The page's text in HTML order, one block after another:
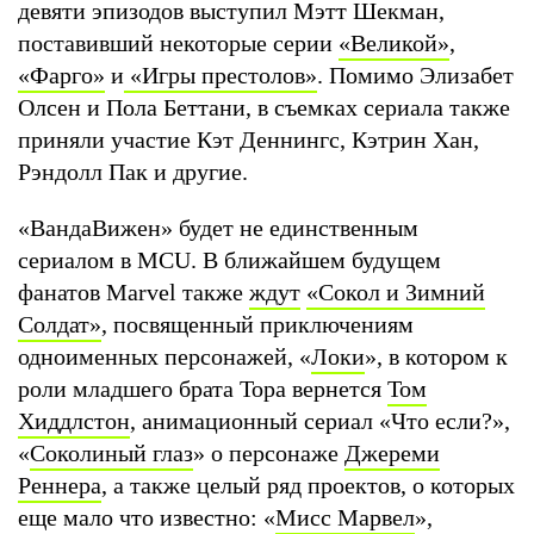
девяти эпизодов выступил Мэтт Шекман,
поставивший некоторые серии «Великой»,
«Фарго» и «Игры престолов». Помимо Элизабет
Олсен и Пола Беттани, в съемках сериала также
приняли участие Кэт Деннингс, Кэтрин Хан,
Рэндолл Пак и другие.
«ВандаВижен» будет не единственным
сериалом в MCU. В ближайшем будущем
фанатов Marvel также ждут «Сокол и Зимний
Солдат», посвященный приключениям
одноименных персонажей, «Локи», в котором к
роли младшего брата Тора вернется Том
Хиддлстон, анимационный сериал «Что если?»,
«Соколиный глаз» о персонаже Джереми
Реннера, а также целый ряд проектов, о которых
еще мало что известно: «Мисс Марвел»,